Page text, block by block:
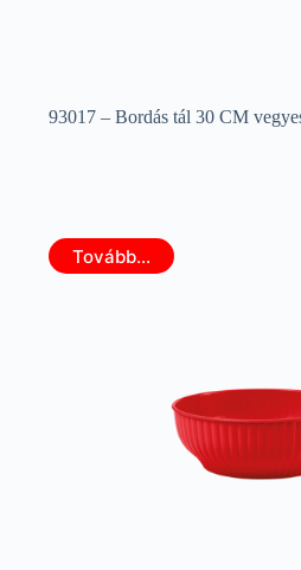
93017 – Bordás tál 30 CM
Tovább...